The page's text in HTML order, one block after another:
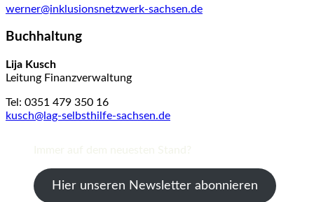
werner@inklusionsnetzwerk-sachsen.de
Buchhaltung
Lija Kusch
Leitung Finanzverwaltung
Tel: 0351 479 350 16
kusch@lag-selbsthilfe-sachsen.de
Hier unseren Newsletter abonnieren